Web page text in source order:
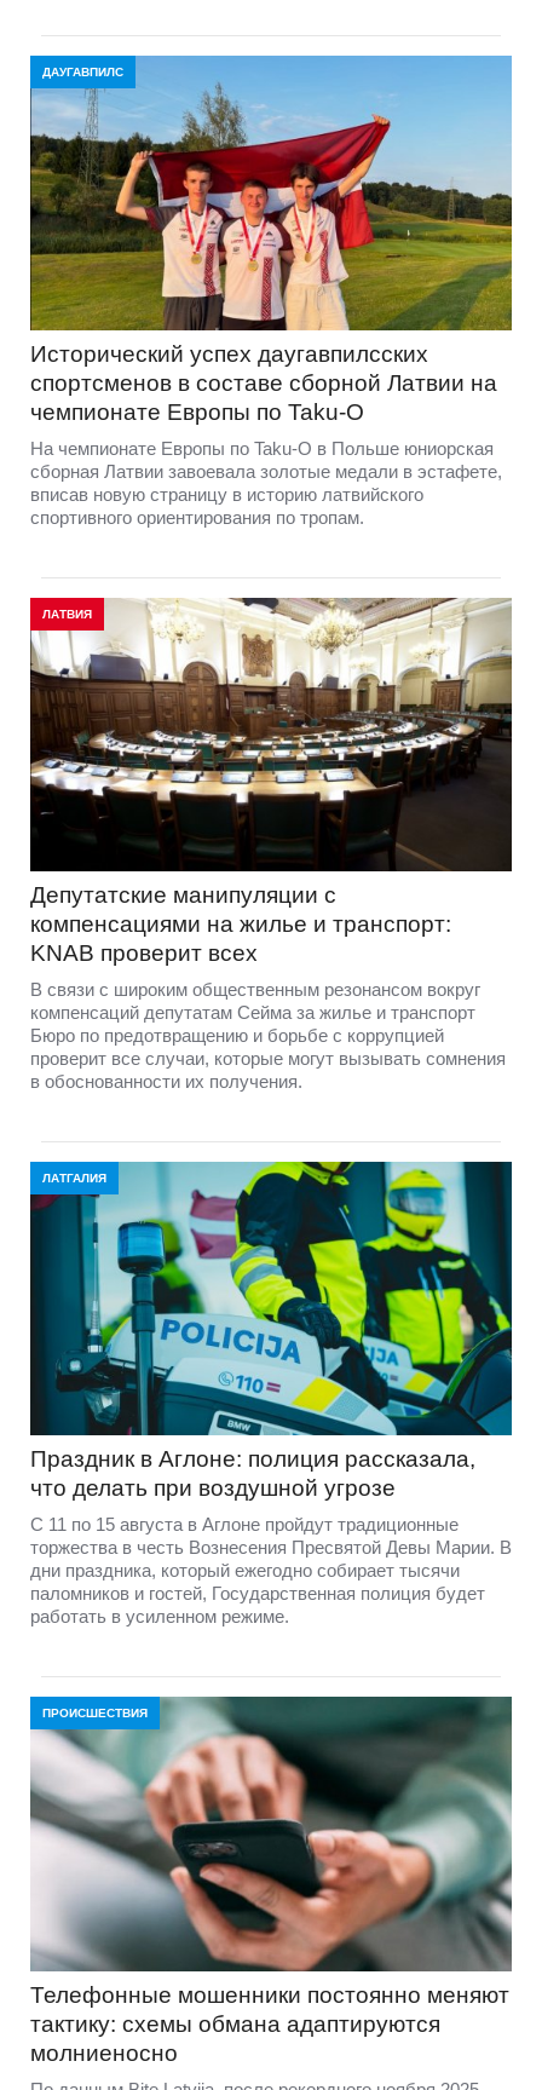
ДАУГАВПИЛС
Исторический успех даугавпилсских
спортсменов в составе сборной Латвии на
чемпионате Европы по Taku-O
На чемпионате Европы по Taku-O в Польше юниорская
сборная Латвии завоевала золотые медали в эстафете,
вписав новую страницу в историю латвийского
спортивного ориентирования по тропам.
ЛАТВИЯ
Депутатские манипуляции с
компенсациями на жилье и транспорт:
KNAB проверит всех
В связи с широким общественным резонансом вокруг
компенсаций депутатам Сейма за жилье и транспорт
Бюро по предотвращению и борьбе с коррупцией
проверит все случаи, которые могут вызывать сомнения
в обоснованности их получения.
ЛАТГАЛИЯ
Праздник в Аглоне: полиция рассказала,
что делать при воздушной угрозе
С 11 по 15 августа в Аглоне пройдут традиционные
торжества в честь Вознесения Пресвятой Девы Марии. В
дни праздника, который ежегодно собирает тысячи
паломников и гостей, Государственная полиция будет
работать в усиленном режиме.
ПРОИСШЕСТВИЯ
Телефонные мошенники постоянно меняют
тактику: схемы обмана адаптируются
молниеносно